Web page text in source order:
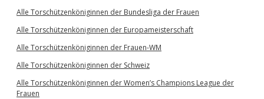
Alle Torschützenköniginnen der Bundesliga der Frauen
Alle Torschützenköniginnen der Europameisterschaft
Alle Torschützenköniginnen der Frauen-WM
Alle Torschützenköniginnen der Schweiz
Alle Torschützenköniginnen der Women’s Champions League der
Frauen